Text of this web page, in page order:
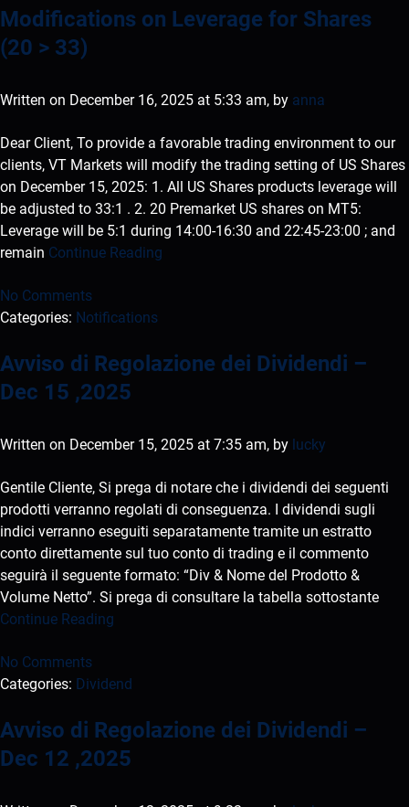
Modifications on Leverage for Shares
(20 > 33)
Written on December 16, 2025 at 5:33 am, by anna
Dear Client, To provide a favorable trading environment to our
clients, VT Markets will modify the trading setting of US Shares
on December 15, 2025: 1. All US Shares products leverage will
be adjusted to 33:1 . 2. 20 Premarket US shares on MT5:
Leverage will be 5:1 during 14:00-16:30 and 22:45-23:00 ; and
remain Continue Reading
No Comments
Categories: Notifications
Avviso di Regolazione dei Dividendi –
Dec 15 ,2025
Written on December 15, 2025 at 7:35 am, by lucky
Gentile Cliente, Si prega di notare che i dividendi dei seguenti
prodotti verranno regolati di conseguenza. I dividendi sugli
indici verranno eseguiti separatamente tramite un estratto
conto direttamente sul tuo conto di trading e il commento
seguirà il seguente formato: “Div & Nome del Prodotto &
Volume Netto”. Si prega di consultare la tabella sottostante
Continue Reading
No Comments
Categories: Dividend
Avviso di Regolazione dei Dividendi –
Dec 12 ,2025